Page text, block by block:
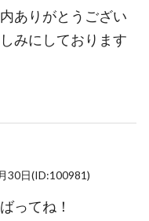
ありがとうござい
みにしております
30日(ID:100981)
ってね！